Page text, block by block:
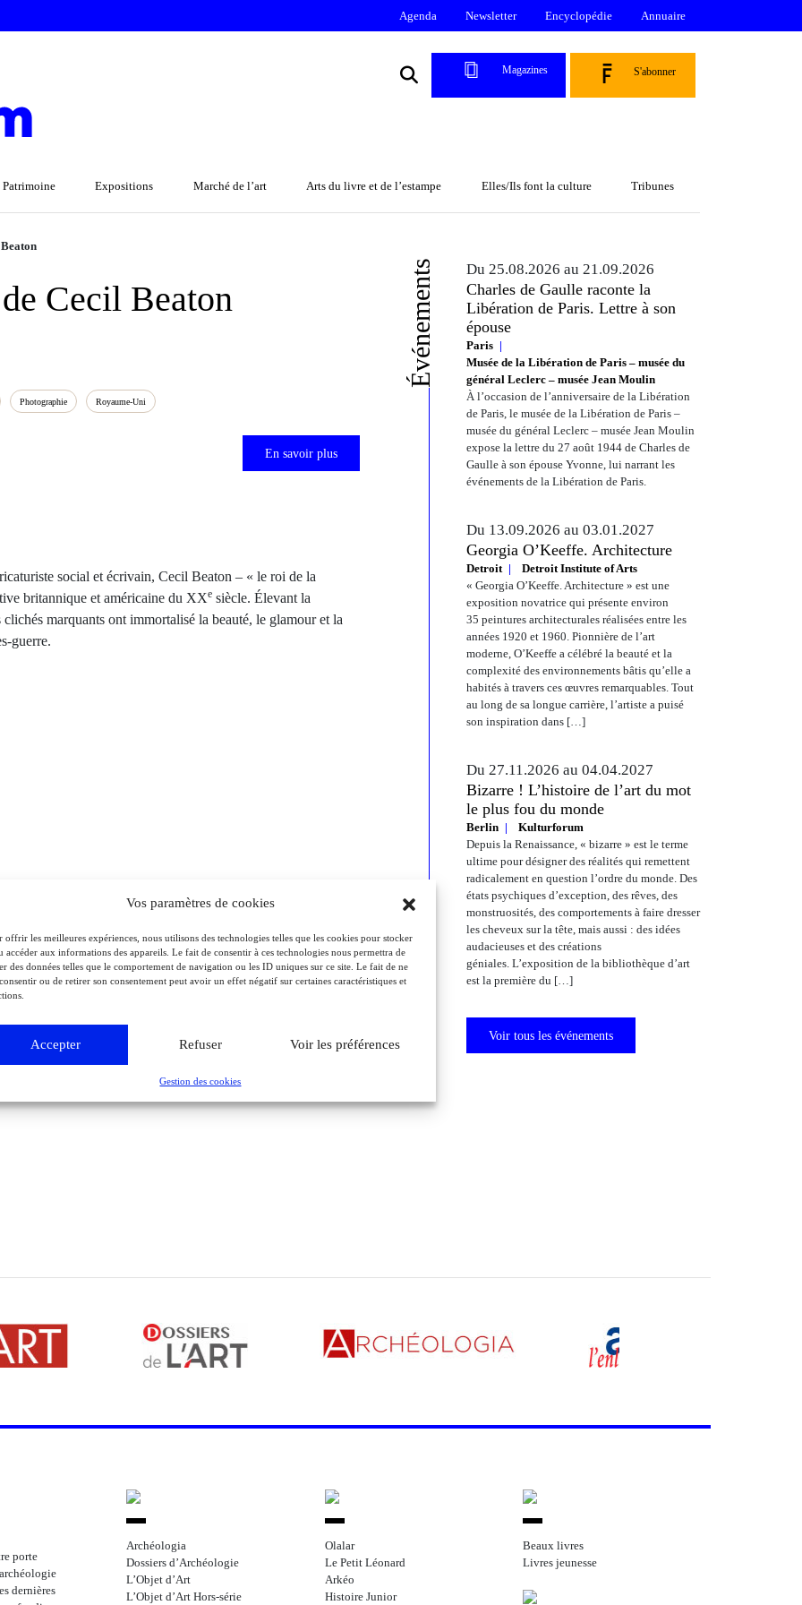
Vos paramètres de cookies
offrir les meilleures expériences, nous utilisons des technologies telles que les cookies pour stocker
accéder aux informations des appareils. Le fait de consentir à ces technologies nous permettra de
des données telles que le comportement de navigation ou les ID uniques sur ce site. Le fait de ne
ou de retirer son consentement peut avoir un effet négatif sur certaines caractéristiques et
Accepter Refuser Voir les préférences
Gestion des cookies
Agenda Newsletter Encyclopédie Annuaire
Magazines S'abonner
Patrimoine Expositions Marché de l’art Arts du livre et de l’estampe Elles/Ils font la culture Tribunes
Cecil Beaton
Photographie Royaume-Uni
En savoir plus
social et écrivain, Cecil Beaton – « le roi de la
britannique et américaine du XXe siècle. Élevant la
marquants ont immortalisé la beauté, le glamour et la
guerre.
Événements Du 25.08.2026 au 21.09.2026
Charles de Gaulle raconte la
Libération de Paris. Lettre à son
épouse
Paris
Musée de la Libération de Paris – musée du
général Leclerc – musée Jean Moulin
À l’occasion de l’anniversaire de la Libération
de Paris, le musée de la Libération de Paris –
musée du général Leclerc – musée Jean Moulin
expose la lettre du 27 août 1944 de Charles de
Gaulle à son épouse Yvonne, lui narrant les
événements de la Libération de Paris.
Du 13.09.2026 au 03.01.2027
Georgia O’Keeffe. Architecture
Detroit
Detroit Institute of Arts
« Georgia O’Keeffe. Architecture » est une
exposition novatrice qui présente environ
35 peintures architecturales réalisées entre les
années 1920 et 1960. Pionnière de l’art
moderne, O’Keeffe a célébré la beauté et la
complexité des environnements bâtis qu’elle a
habités à travers ces œuvres remarquables. Tout
au long de sa longue carrière, l’artiste a puisé
son inspiration dans […]
Du 27.11.2026 au 04.04.2027
Bizarre ! L’histoire de l’art du mot
le plus fou du monde
Berlin
Kulturforum
Depuis la Renaissance, « bizarre » est le terme
ultime pour désigner des réalités qui remettent
radicalement en question l’ordre du monde. Des
états psychiques d’exception, des rêves, des
monstruosités, des comportements à faire dresser
les cheveux sur la tête, mais aussi : des idées
audacieuses et des créations
géniales. L’exposition de la bibliothèque d’art
est la première du […]
Voir tous les événements
porte
dernières
Archéologia
Dossiers d’Archéologie
L’Objet d’Art
L’Objet d’Art Hors-série
Olalar
Le Petit Léonard
Arkéo
Histoire Junior
Beaux livres
Livres jeunesse